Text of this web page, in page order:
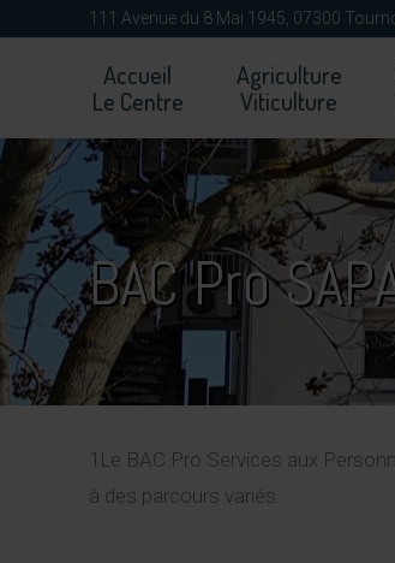
111 Avenue du 8 Mai 1945, 07300
Accueil
Le Centre
Agriculture
Viticulture
BAC Pro
1Le BAC Pro Services aux
à des parcours variés.